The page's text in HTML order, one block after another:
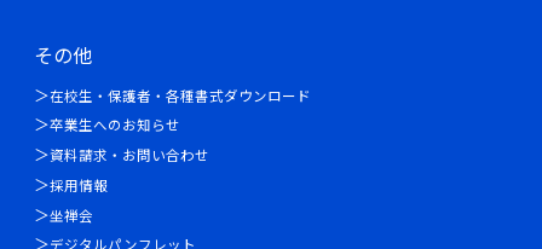
その他
在校生・保護者・各種書式ダウンロード
卒業生へのお知らせ
資料請求・お問い合わせ
採用情報
坐禅会
デジタルパンフレット